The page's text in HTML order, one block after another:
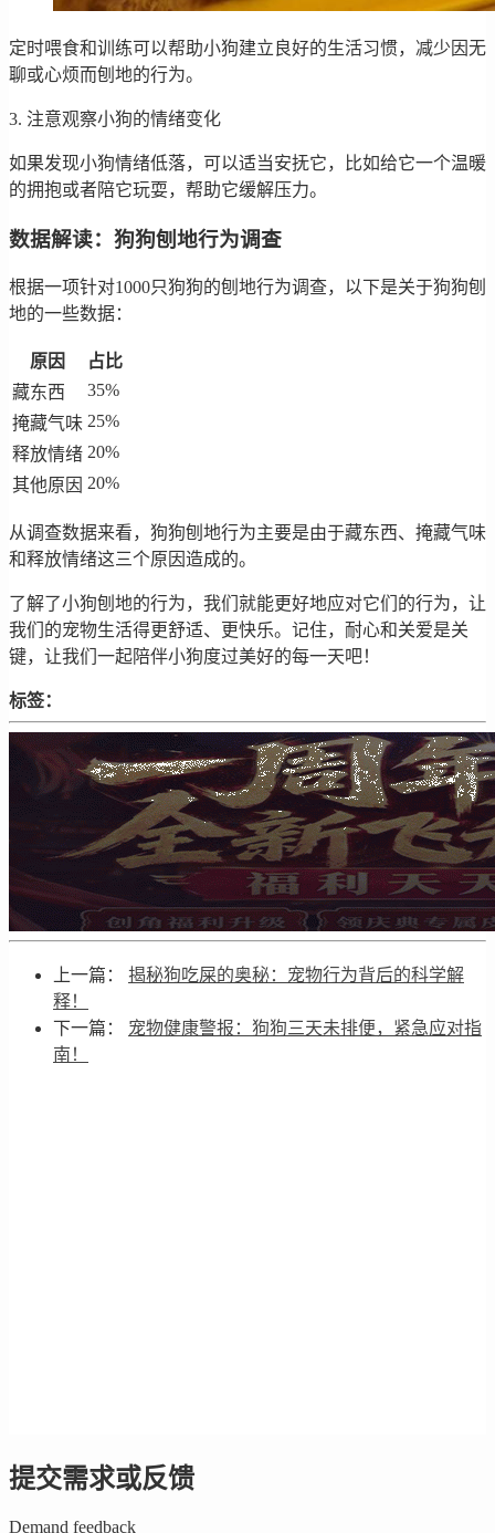
定时喂食和训练可以帮助小狗建立良好的生活习惯，减少因无
聊或心烦而刨地的行为。
3. 注意观察小狗的情绪变化
如果发现小狗情绪低落，可以适当安抚它，比如给它一个温暖
的拥抱或者陪它玩耍，帮助它缓解压力。
数据解读：狗狗刨地行为调查
根据一项针对1000只狗狗的刨地行为调查，以下是关于狗狗刨
地的一些数据：
原因
占比
藏东西
35%
掩藏气味 25%
释放情绪 20%
其他原因 20%
从调查数据来看，狗狗刨地行为主要是由于藏东西、掩藏气味
和释放情绪这三个原因造成的。
了解了小狗刨地的行为，我们就能更好地应对它们的行为，让
我们的宠物生活得更舒适、更快乐。记住，耐心和关爱是关
键，让我们一起陪伴小狗度过美好的每一天吧！
标签：
上一篇： 揭秘狗吃屎的奥秘：宠物行为背后的科学解
释！
下一篇： 宠物健康警报：狗狗三天未排便，紧急应对指
南！
提交需求或反馈
Demand feedback